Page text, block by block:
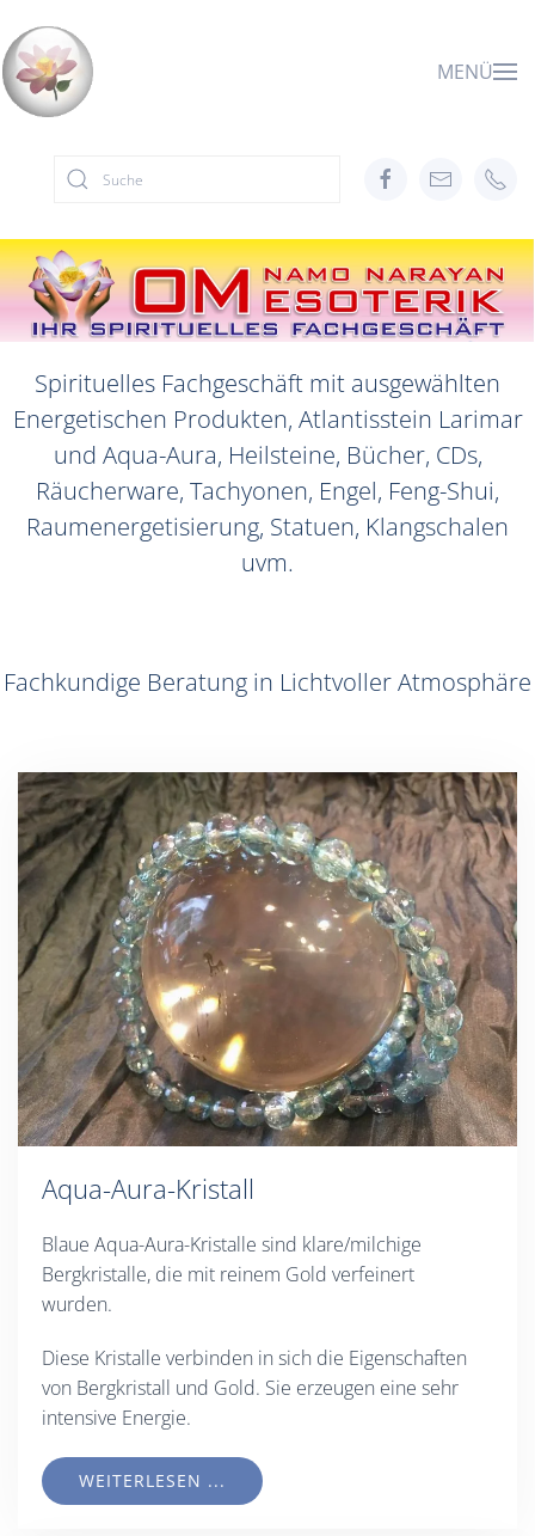
Zum Hauptinhalt springen
MENÜ
Spirituelles Fachgeschäft mit ausgewählten
Energetischen Produkten, Atlantisstein Larimar
und Aqua-Aura, Heilsteine, Bücher, CDs,
Räucherware, Tachyonen, Engel, Feng-Shui,
Raumenergetisierung, Statuen, Klangschalen
uvm.
Fachkundige Beratung in Lichtvoller Atmosphäre
Aqua-Aura-Kristall
Blaue Aqua-Aura-Kristalle sind klare/milchige
Bergkristalle, die mit reinem Gold verfeinert
wurden.
Diese Kristalle verbinden in sich die Eigenschaften
von Bergkristall und Gold. Sie erzeugen eine sehr
intensive Energie.
WEITERLESEN ...